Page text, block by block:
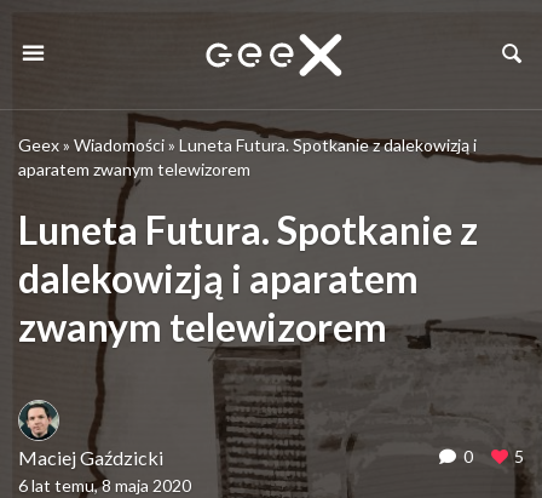
Geex» Wiadomości» Luneta Futura. Spotkanie z dalekowizją i
aparatem zwanym telewizorem
Luneta Futura. Spotkanie z
dalekowizją i aparatem
zwanym telewizorem
Maciej Gaździcki
6 lat temu, 8 maja 2020
0 5